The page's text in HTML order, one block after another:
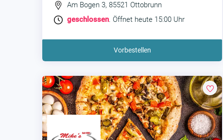
Am Bogen 3, 85521 Ottobrunn
geschlossen. Öffnet heute 15:00 Uhr
Vorbestellen